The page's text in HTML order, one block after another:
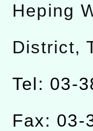
Heping
District,
Tel: 03-
Fax: 03-